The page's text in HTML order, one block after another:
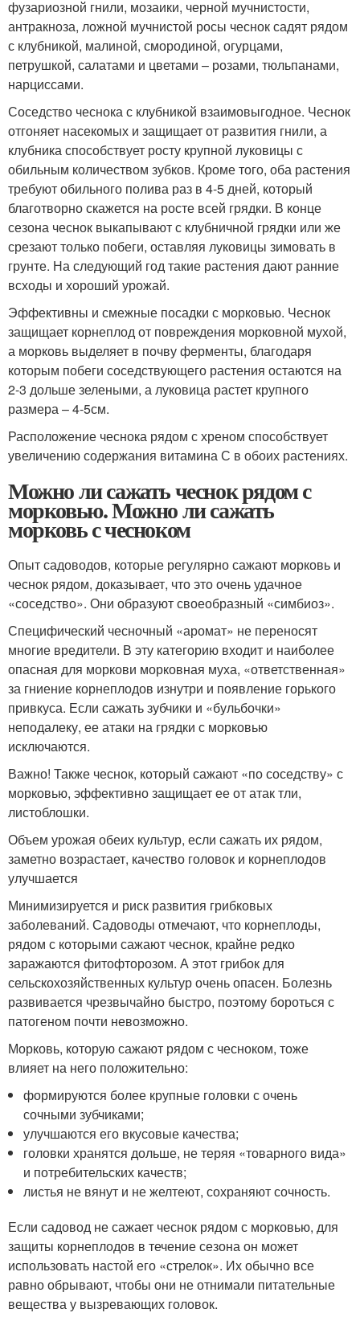
фузариозной гнили, мозаики, черной мучнистости,
антракноза, ложной мучнистой росы чеснок садят рядом
с клубникой, малиной, смородиной, огурцами,
петрушкой, салатами и цветами – розами, тюльпанами,
нарциссами.
Соседство чеснока с клубникой взаимовыгодное. Чеснок
отгоняет насекомых и защищает от развития гнили, а
клубника способствует росту крупной луковицы с
обильным количеством зубков. Кроме того, оба растения
требуют обильного полива раз в 4-5 дней, который
благотворно скажется на росте всей грядки. В конце
сезона чеснок выкапывают с клубничной грядки или же
срезают только побеги, оставляя луковицы зимовать в
грунте. На следующий год такие растения дают ранние
всходы и хороший урожай.
Эффективны и смежные посадки с морковью. Чеснок
защищает корнеплод от повреждения морковной мухой,
а морковь выделяет в почву ферменты, благодаря
которым побеги соседствующего растения остаются на
2-3 дольше зелеными, а луковица растет крупного
размера – 4-5см.
Расположение чеснока рядом с хреном способствует
увеличению содержания витамина С в обоих растениях.
Можно ли сажать чеснок рядом с
морковью. Можно ли сажать
морковь с чесноком
Опыт садоводов, которые регулярно сажают морковь и
чеснок рядом, доказывает, что это очень удачное
«соседство». Они образуют своеобразный «симбиоз».
Специфический чесночный «аромат» не переносят
многие вредители. В эту категорию входит и наиболее
опасная для моркови морковная муха, «ответственная»
за гниение корнеплодов изнутри и появление горького
привкуса. Если сажать зубчики и «бульбочки»
неподалеку, ее атаки на грядки с морковью
исключаются.
Важно! Также чеснок, который сажают «по соседству» с
морковью, эффективно защищает ее от атак тли,
листоблошки.
Объем урожая обеих культур, если сажать их рядом,
заметно возрастает, качество головок и корнеплодов
улучшается
Минимизируется и риск развития грибковых
заболеваний. Садоводы отмечают, что корнеплоды,
рядом с которыми сажают чеснок, крайне редко
заражаются фитофторозом. А этот грибок для
сельскохозяйственных культур очень опасен. Болезнь
развивается чрезвычайно быстро, поэтому бороться с
патогеном почти невозможно.
Морковь, которую сажают рядом с чесноком, тоже
влияет на него положительно:
формируются более крупные головки с очень
сочными зубчиками;
улучшаются его вкусовые качества;
головки хранятся дольше, не теряя «товарного вида»
и потребительских качеств;
листья не вянут и не желтеют, сохраняют сочность.
Если садовод не сажает чеснок рядом с морковью, для
защиты корнеплодов в течение сезона он может
использовать настой его «стрелок». Их обычно все
равно обрывают, чтобы они не отнимали питательные
вещества у вызревающих головок.